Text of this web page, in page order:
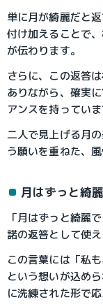
単に月が綺麗だと
付け加えることで
が伝わります。
さらに、この返答
ありながら、確実
アンスを持っていま
二人で見上げる月
う願いを重ねた、
月はずっと綺
「月はずっと綺麗
諾の返答として使え
この言葉には「私
という想いが込め
に洗練された形で